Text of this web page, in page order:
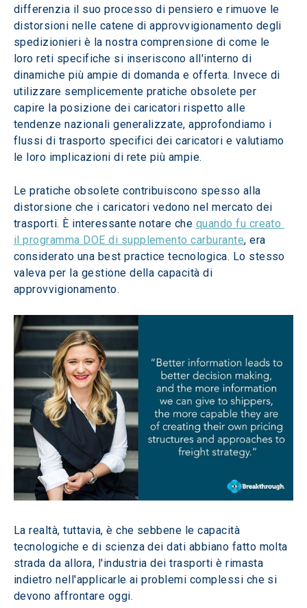
differenzia il suo processo di pensiero e rimuove le
distorsioni nelle catene di approvvigionamento degli
spedizionieri è la nostra comprensione di come le
loro reti specifiche si inseriscono all'interno di
dinamiche più ampie di domanda e offerta. Invece di
utilizzare semplicemente pratiche obsolete per
capire la posizione dei caricatori rispetto alle
tendenze nazionali generalizzate, approfondiamo i
flussi di trasporto specifici dei caricatori e valutiamo
le loro implicazioni di rete più ampie.
Le pratiche obsolete contribuiscono spesso alla
distorsione che i caricatori vedono nel mercato dei
trasporti. È interessante notare che quando fu creato
il programma DOE di supplemento carburante, era
considerato una best practice tecnologica. Lo stesso
valeva per la gestione della capacità di
approvvigionamento.
La realtà, tuttavia, è che sebbene le capacità
tecnologiche e di scienza dei dati abbiano fatto molta
strada da allora, l'industria dei trasporti è rimasta
indietro nell'applicarle ai problemi complessi che si
devono affrontare oggi.